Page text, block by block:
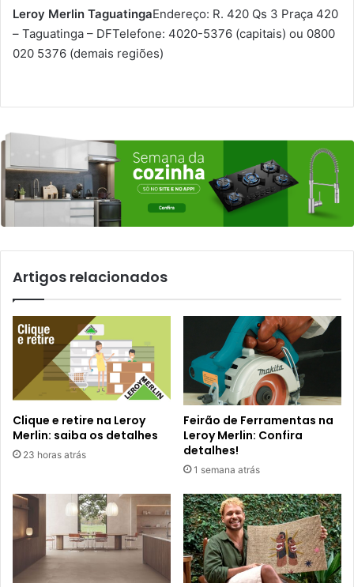
Leroy Merlin TaguatingaEndereço: R. 420 Qs 3 Praça 420
– Taguatinga – DFTelefone: 4020-5376 (capitais) ou 0800
020 5376 (demais regiões)
Artigos relacionados
Clique e retire na Leroy
Merlin: saiba os detalhes
23 horas atrás
Feirão de Ferramentas na
Leroy Merlin: Confira
detalhes!
1 semana atrás